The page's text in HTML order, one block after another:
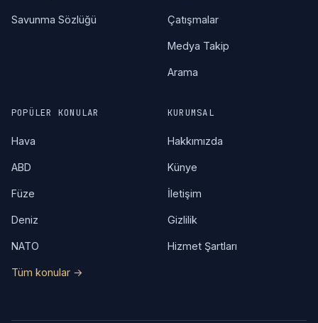
Savunma Sözlüğü Çatışmalar
Medya Takip
Arama
POPÜLER KONULAR
Hava
ABD
Füze
Deniz
NATO
Tüm konular →
KURUMSAL
Hakkımızda
Künye
İletişim
Gizlilik
Hizmet Şartları